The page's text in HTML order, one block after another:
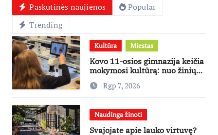
Paskutinės naujienos
Popular
Trending
Kultūra Miestas
Kovo 11-osios gimnazija keičia
mokymosi kultūrą: nuo žinių
kaupimo – prie jų supratimo ir
taikymo
Rgp 7, 2026
Naudinga žinoti
Svajojate apie lauko virtuvę?